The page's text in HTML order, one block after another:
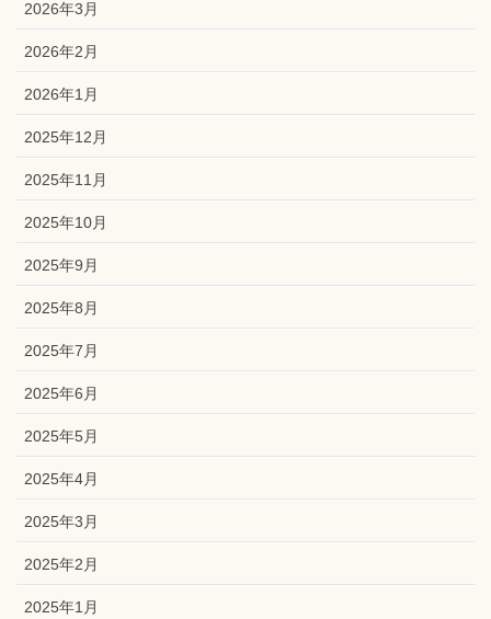
2026年3月
2026年2月
2026年1月
2025年12月
2025年11月
2025年10月
2025年9月
2025年8月
2025年7月
2025年6月
2025年5月
2025年4月
2025年3月
2025年2月
2025年1月